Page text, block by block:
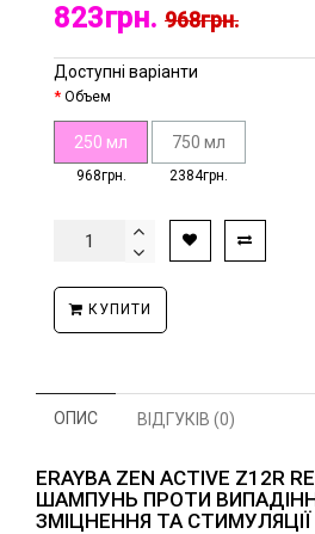
823грн. 968грн.
Доступні варіанти
Объем
250 мл
968грн.
750 мл
2384грн.
КУПИТИ
ОПИС ВІДГУКІВ (0)
ERAYBA ZEN ACTIVE Z12R
ШАМПУНЬ ПРОТИ
ЗМІЦНЕННЯ ТА